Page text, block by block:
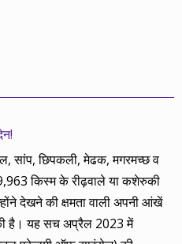
सांप, छिपकली, मेढक, मगरमच्छ व
किस्म के रीढ़वाले या कशेरुकी
देखने की क्षमता वाली अपनी आंखें
है। यह सच अप्रैल 2023 में